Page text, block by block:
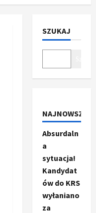
SZUKAJ
NAJNOWSZE
Absurdaln
a
sytuacja!
Kandydat
ów do KRS
wyłaniano
za